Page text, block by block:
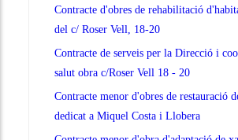
Contracte d'obres de rehabilitació
del c/ Roser Vell, 18-20
Contracte de serveis per la Direcció i
salut obra c/Roser Vell 18 - 20
Contracte menor d'obres de restauració
dedicat a Miquel Costa i Llobera